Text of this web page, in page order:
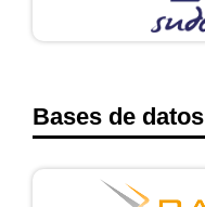
Bases de datos